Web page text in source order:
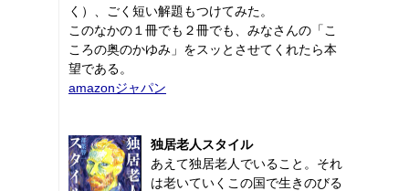
く）、ごく短い解題もつけてみた。
このなかの１冊でも２冊でも、みなさんの「こ
ころの奥のかゆみ」をスッとさせてくれたら本
望である。
amazonジャパン
独居老人スタイル
あえて独居老人でいること。それ
は老いていくこの国で生きのびる